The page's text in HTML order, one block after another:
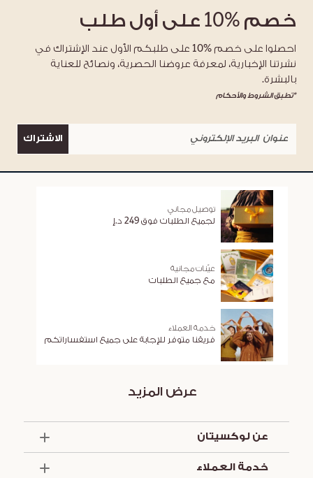
خصم %10 على أول طلب
احصلوا على خصم %10 على طلبكم الأول عند الإشتراك في
نشرتنا الإخبارية، لمعرفة عروضنا الحصرية، ونصائح للعناية
بالبشرة.
*تطبق الشروط والأحكام
الاشتراك
توصيل مجاني
لجميع الطلبات فوق 249 د.إ
عيّنات مجانية
مع جميع الطلبات
خدمة العملاء
فريقنا متوفر للإجابة على جميع استفساراتكم
عرض المزيد
عن لوكسيتان
خدمة العملاء